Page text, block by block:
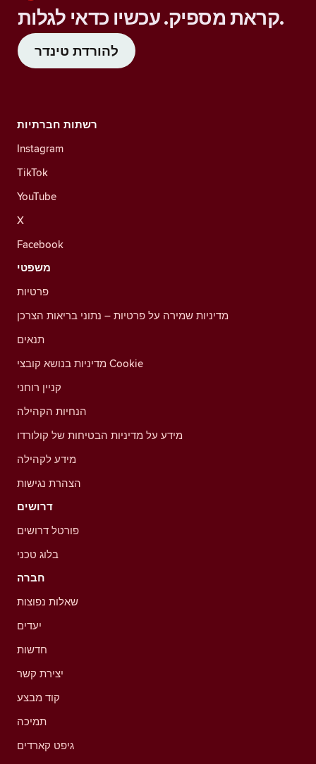
קראת מספיק. עכשיו כדאי לגלות.
להורדת טינדר
רשתות חברתיות
Instagram
TikTok
YouTube
X
Facebook
משפטי
פרטיות
מדיניות שמירה על פרטיות – נתוני בריאות הצרכן
תנאים
מדיניות בנושא קובצי Cookie
קניין רוחני
הנחיות הקהילה
מידע על מדיניות הבטיחות של קולורדו
מידע לקהילה
הצהרת נגישות
דרושים
פורטל דרושים
בלוג טכני
חברה
שאלות נפוצות
יעדים
חדשות
יצירת קשר
קוד מבצע
תמיכה
גיפט קארדים